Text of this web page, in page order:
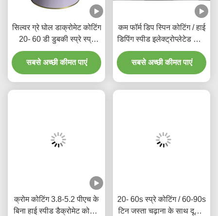
सिल्वर ग्रे घोल डाक्रोमेट कोटिंग
20- 60 डी डुबकी स्प्रे स्प्रे
कोटिंग के साथ
सबसे अच्छी कीमत पाएं
कम फॉर्म डिप स्पिन कोटिंग / हाई
डिपिंग स्पीड इलेक्ट्रोप्लेटेड जिंक
कोटिंग
सबसे अच्छी कीमत पाएं
क्रोम कोटिंग 3.8-5.2 पीएच के
बिना हाई स्पीड डैक्रोमेट कोटिंग
20- 60s स्प्रे कोटिंग / 60-90s
टिन जस्ता चढ़ाना के साथ दूसरी